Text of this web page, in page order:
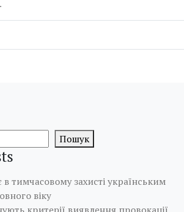
Пошук
в тимчасовому захисті українським
віку